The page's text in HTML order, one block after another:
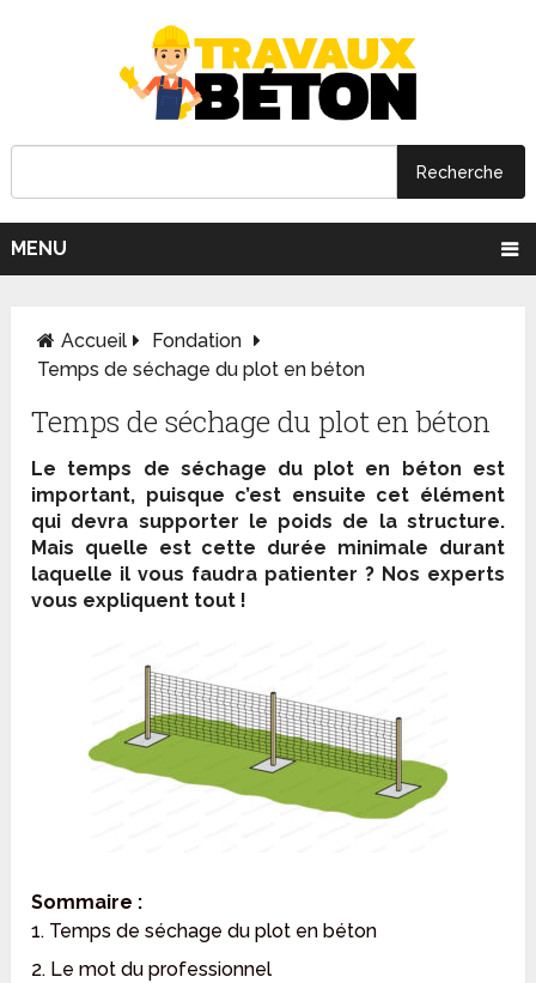
MENU
Accueil
Fondation
Temps de séchage du plot en béton
Temps de séchage du plot en béton
Le temps de séchage du plot en béton est
important, puisque c’est ensuite cet élément
qui devra supporter le poids de la structure.
Mais quelle est cette durée minimale durant
laquelle il vous faudra patienter ? Nos experts
vous expliquent tout !
Sommaire :
1. Temps de séchage du plot en béton
2. Le mot du professionnel